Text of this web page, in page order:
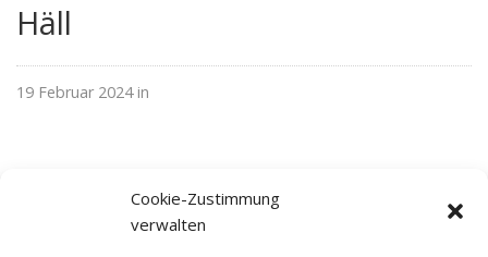
Cookie-Zustimmung
verwalten
Häll
19 Februar 2024 in